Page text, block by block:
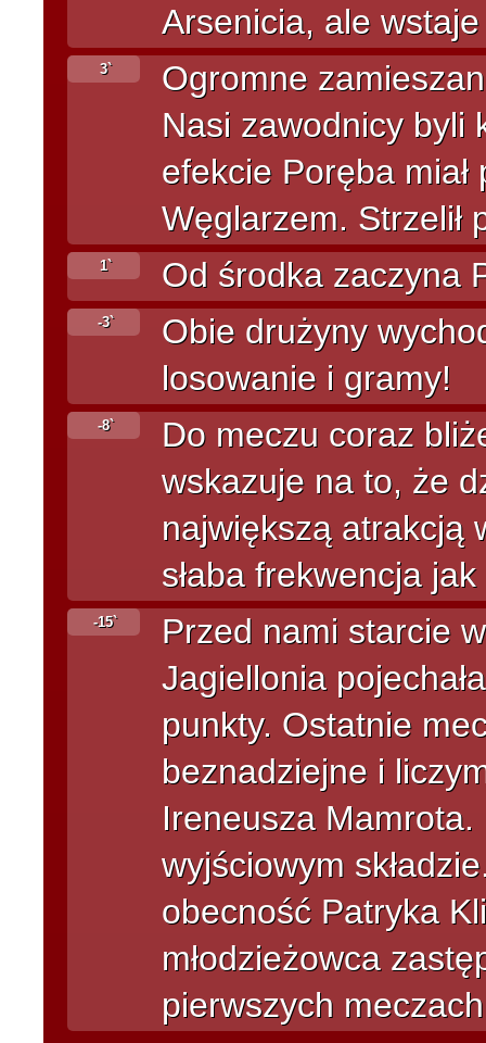
Arsenicia, ale
3`
Ogromne
Nasi zawodnicy byli
efekcie Poręba
Węglarzem. Strzelił
1` Od środka zaczyna
-3`
Obie drużyny
losowanie i gramy!
-8`
Do meczu coraz
wskazuje na to, że
największą atrakcją
słaba frekwencja
-15`
Przed nami starcie
Jagiellonia
punkty. Ostatnie
beznadziejne i
Ireneusza Mamrota.
wyjściowym
obecność Patryka
młodzieżowca
pierwszych